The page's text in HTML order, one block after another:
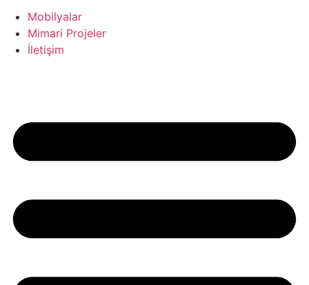
Mobilyalar
Mimari Projeler
İletişim